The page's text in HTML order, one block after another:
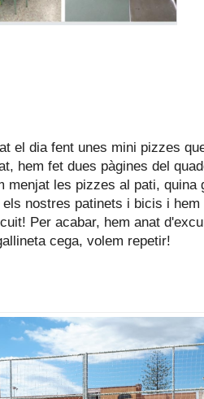
el dia fent unes mini pizzes
hem fet dues pàgines del
menjat les pizzes al pati, quina
nostres patinets i bicis i hem
Per acabar, hem anat
cega, volem repetir!